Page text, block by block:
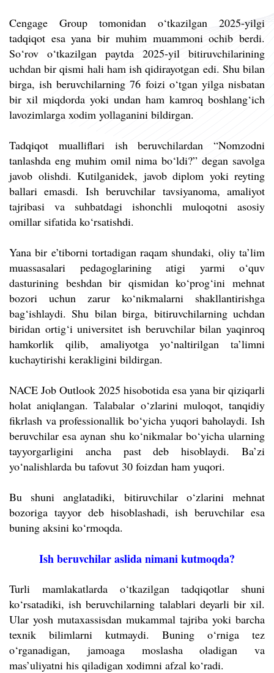
Cengage Group tomonidan o‘tkazilgan 2025-yilgi
tadqiqot esa yana bir muhim muammoni ochib berdi.
So‘rov o‘tkazilgan paytda 2025-yil bitiruvchilarining
uchdan bir qismi hali ham ish qidirayotgan edi. Shu bilan
birga, ish beruvchilarning 76 foizi o‘tgan yilga nisbatan
bir xil miqdorda yoki undan ham kamroq boshlang‘ich
lavozimlarga xodim yollaganini bildirgan.
Tadqiqot mualliflari ish beruvchilardan “Nomzodni
tanlashda eng muhim omil nima bo‘ldi?” degan savolga
javob olishdi. Kutilganidek, javob diplom yoki reyting
ballari emasdi. Ish beruvchilar tavsiyanoma, amaliyot
tajribasi va suhbatdagi ishonchli muloqotni asosiy
omillar sifatida ko‘rsatishdi.
Yana bir e’tiborni tortadigan raqam shundaki, oliy ta’lim
muassasalari pedagoglarining atigi yarmi o‘quv
dasturining beshdan bir qismidan ko‘prog‘ini mehnat
bozori uchun zarur ko‘nikmalarni shakllantirishga
bag‘ishlaydi. Shu bilan birga, bitiruvchilarning uchdan
biridan ortig‘i universitet ish beruvchilar bilan yaqinroq
hamkorlik qilib, amaliyotga yo‘naltirilgan ta’limni
kuchaytirishi kerakligini bildirgan.
NACE Job Outlook 2025 hisobotida esa yana bir qiziqarli
holat aniqlangan. Talabalar o‘zlarini muloqot, tanqidiy
fikrlash va professionallik bo‘yicha yuqori baholaydi. Ish
beruvchilar esa aynan shu ko‘nikmalar bo‘yicha ularning
tayyorgarligini ancha past deb hisoblaydi. Ba’zi
yo‘nalishlarda bu tafovut 30 foizdan ham yuqori.
Bu shuni anglatadiki, bitiruvchilar o‘zlarini mehnat
bozoriga tayyor deb hisoblashadi, ish beruvchilar esa
buning aksini ko‘rmoqda.
Ish beruvchilar aslida nimani kutmoqda?
Turli mamlakatlarda o‘tkazilgan tadqiqotlar shuni
ko‘rsatadiki, ish beruvchilarning talablari deyarli bir xil.
Ular yosh mutaxassisdan mukammal tajriba yoki barcha
texnik bilimlarni kutmaydi. Buning o‘rniga tez
o‘rganadigan, jamoaga moslasha oladigan va
mas’uliyatni his qiladigan xodimni afzal ko‘radi.